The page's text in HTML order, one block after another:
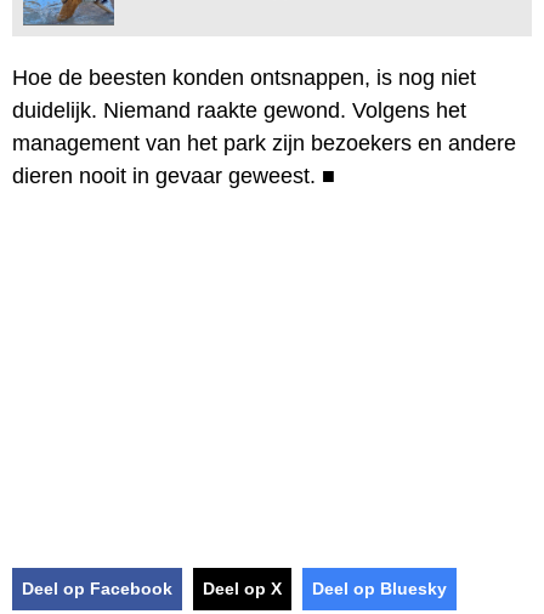
Hoe de beesten konden ontsnappen, is nog niet
duidelijk. Niemand raakte gewond. Volgens het
management van het park zijn bezoekers en andere
dieren nooit in gevaar geweest. ■
Deel op Facebook Deel op X Deel op Bluesky